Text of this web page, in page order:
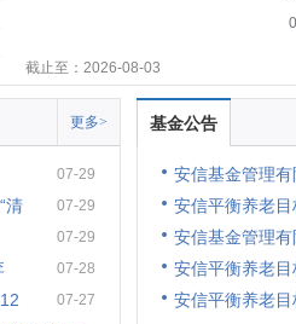
截止至：2026-08-03
更多>
07-29
清 07-29
07-29
07-28
07-27
基金公告
安信基金管理
安信平衡养老
安信基金管理
安信平衡养老
安信平衡养老